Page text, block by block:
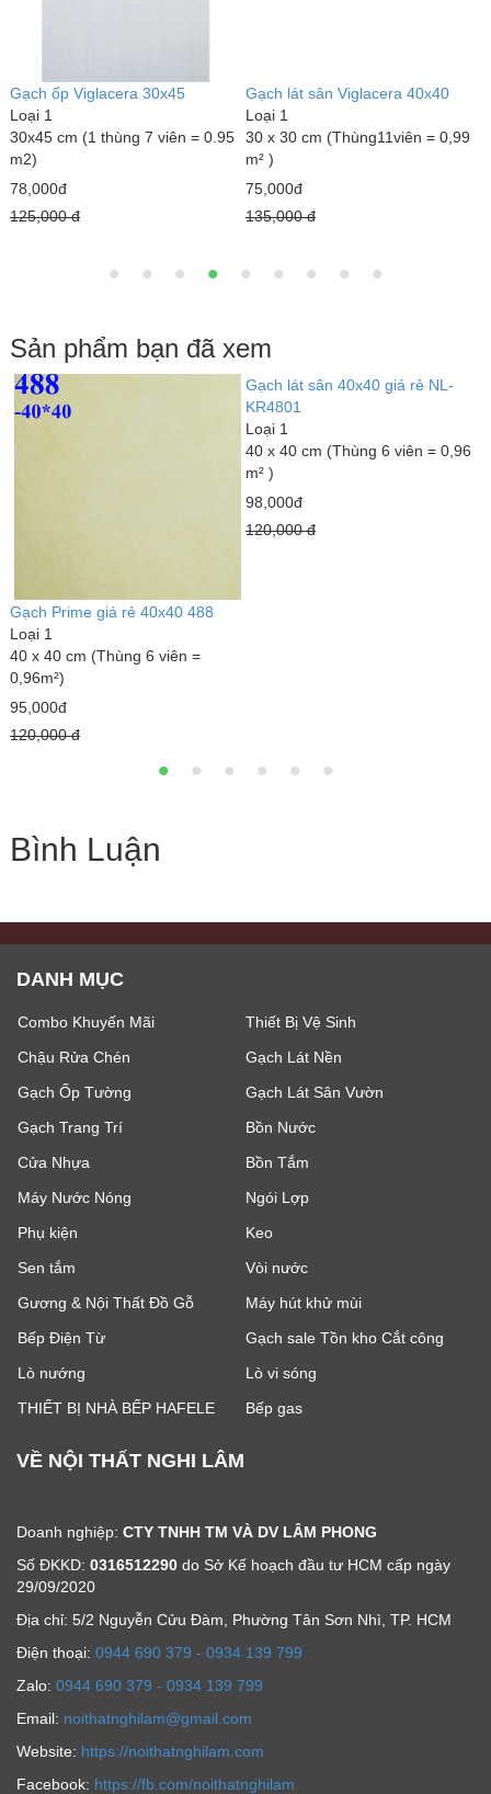
Gạch ốp Viglacera 30x45
Loại 1
30x45 cm (1 thùng 7 viên = 0.95
m2)
78,000đ
125,000 đ
Gạch lát sân Viglacera 40x40
Loại 1
30 x 30 cm (Thùng11viên = 0,99
m² )
75,000đ
135,000 đ
Sản phẩm bạn đã xem
Gạch Prime giá rẻ 40x40 488
Loại 1
40 x 40 cm (Thùng 6 viên =
0,96m²)
95,000đ
120,000 đ
Gạch lát sân 40x40 giá rẻ NL-
KR4801
Loại 1
40 x 40 cm (Thùng 6 viên = 0,96
m² )
98,000đ
120,000 đ
Bình Luận
DANH MỤC
Combo Khuyến Mãi
Thiết Bị Vệ Sinh
Chậu Rửa Chén
Gạch Lát Nền
Gạch Ốp Tường
Gạch Lát Sân Vườn
Gạch Trang Trí
Bồn Nước
Cửa Nhựa
Bồn Tắm
Máy Nước Nóng
Ngói Lợp
Phụ kiện
Keo
Sen tắm
Vòi nước
Gương & Nội Thất Đồ Gỗ
Máy hút khử mùi
Bếp Điện Từ
Gạch sale Tồn kho Cắt công
Lò nướng
Lò vi sóng
THIẾT BỊ NHÀ BẾP HAFELE
Bếp gas
VỀ NỘI THẤT NGHI LÂM
Doanh nghiệp: CTY TNHH TM VÀ DV LÂM PHONG
Số ĐKKD: 0316512290 do Sở Kế hoạch đầu tư HCM cấp ngày
29/09/2020
Địa chỉ: 5/2 Nguyễn Cửu Đàm, Phường Tân Sơn Nhì, TP. HCM
Ðiện thoại: 0944 690 379 - 0934 139 799
Zalo: 0944 690 379 - 0934 139 799
Email: noithatnghilam@gmail.com
Website: https://noithatnghilam.com
Facebook: https://fb.com/noithatnghilam